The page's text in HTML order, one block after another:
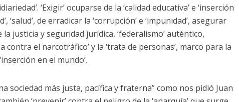
‘Exigir’ ocuparse de la ‘calidad educativa’ e ‘inserción
‘salud’, de erradicar la ‘corrupción’ e ‘impunidad’, asegurar
la justicia y seguridad jurídica, ‘federalismo’ auténtico,
contra el narcotráfico’ y la ‘trata de personas’, marco para la
en el mundo’.
sociedad más justa, pacífica y fraterna” como nos pidió Juan